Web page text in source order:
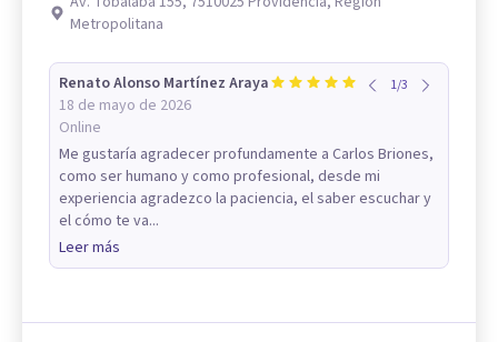
Metropolitana
Renato Alonso Martínez Araya
18 de mayo de 2026
Online
1/3
Me gustaría agradecer profundamente a Carlos Briones,
como ser humano y como profesional, desde mi
experiencia agradezco la paciencia, el saber escuchar y
el cómo te va...
Leer más